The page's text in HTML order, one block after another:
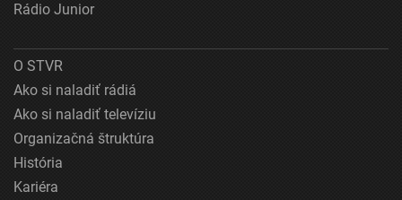
Rádio Junior
O STVR
Ako si naladiť rádiá
Ako si naladiť televíziu
Organizačná štruktúra
História
Kariéra